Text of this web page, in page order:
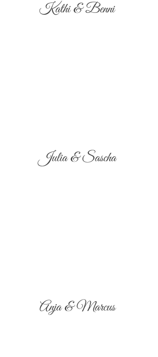
Kathi & Benni
Julia & Sascha
Anja & Marcus